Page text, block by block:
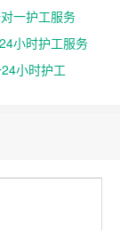
一护工服务
小时护工服务
小时护工